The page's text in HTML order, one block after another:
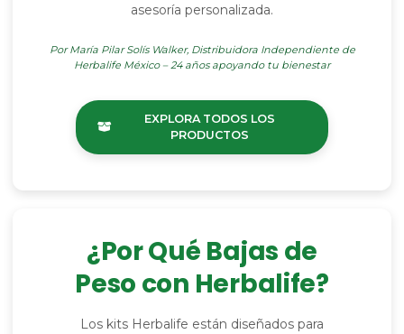
asesoría personalizada.
Por María Pilar Solís Walker, Distribuidora Independiente de
Herbalife México – 24 años apoyando tu bienestar
EXPLORA TODOS LOS
PRODUCTOS
¿Por Qué Bajas de
Peso con Herbalife?
Los kits Herbalife están diseñados para